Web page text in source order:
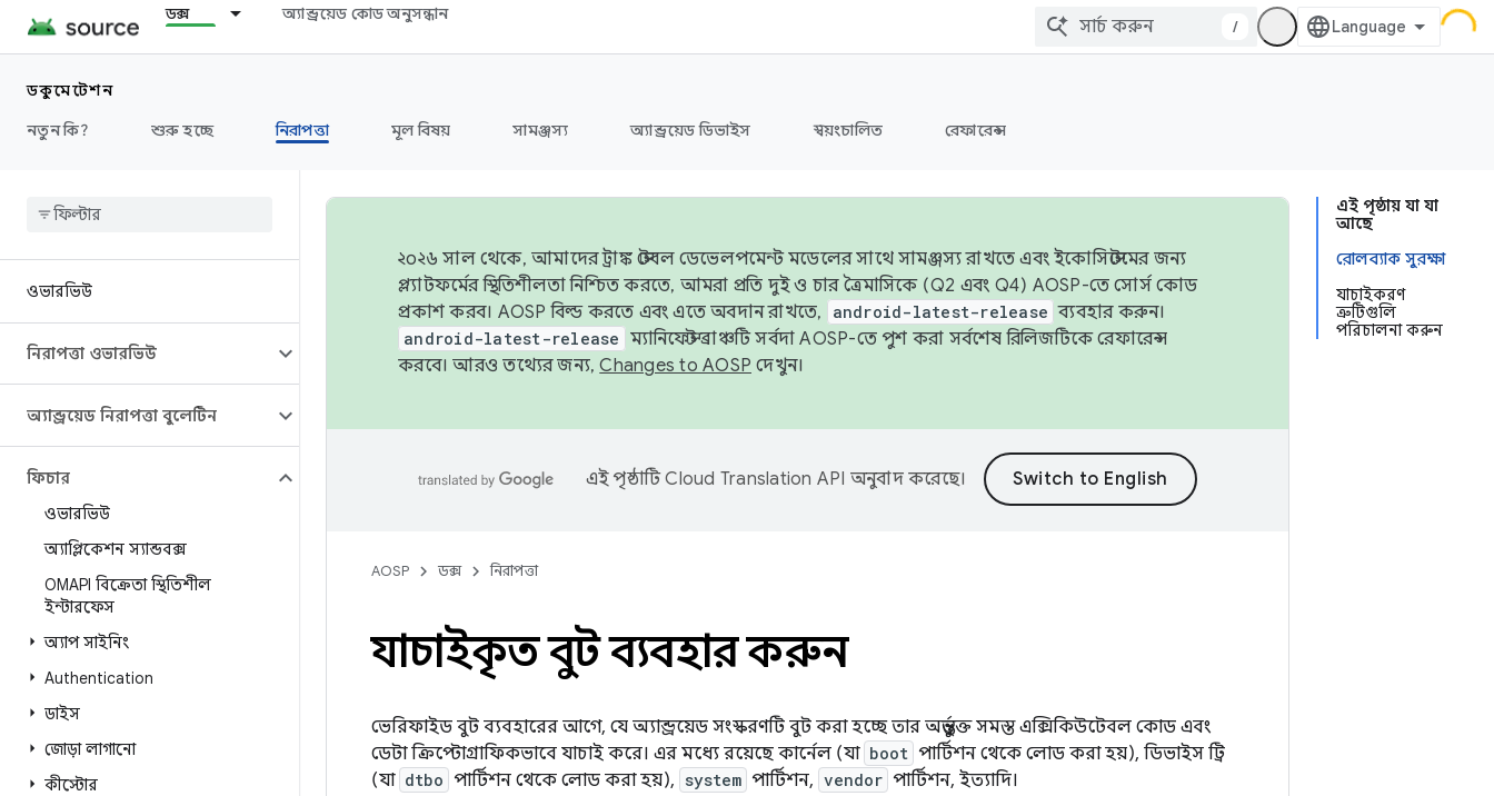
ডক্স অ্যান্ড্রয়েড কোড অনুসন্ধান
/
ডকুমেন্টেশন
নতুন কি?
শুরু হচ্ছে নিরাপত্তা মূল বিষয় সামঞ্জস্য অ্যান্ড্রয়েড ডিভাইস স্বয়ংচালিত রেফারেন্স
ওভারভিউ
নিরাপত্তা ওভারভিউ
অ্যান্ড্রয়েড নিরাপত্তা বুলেটিন
ফিচার
ওভারভিউ
অ্যাপ্লিকেশন স্যান্ডবক্স
OMAPI বিক্রেতা স্থিতিশীল
ইন্টারফেস
অ্যাপ সাইনিং
Authentication
ডাইস
জোড়া লাগানো
কীস্টোর
এই পৃষ্ঠায় যা যা
আছে
রোলব্যাক সুরক্ষা
যাচাইকরণ
ত্রুটিগুলি
পরিচালনা করুন
২০২৬ সাল থেকে, আমাদের ট্রাঙ্ক স্টেবল ডেভেলপমেন্ট মডেলের সাথে সামঞ্জস্য রাখতে এবং ইকোসিস্টেমের জন্য
প্ল্যাটফর্মের স্থিতিশীলতা নিশ্চিত করতে, আমরা প্রতি দুই ও চার ত্রৈমাসিকে (Q2 এবং Q4) AOSP-তে সোর্স কোড
প্রকাশ করব। AOSP বিল্ড করতে এবং এতে অবদান রাখতে,
android-latest-release ব্যবহার করুন।
android-latest-release ম্যানিফেস্ট ব্রাঞ্চটি সর্বদা AOSP-তে পুশ করা সর্বশেষ রিলিজটিকে রেফারেন্স
করবে। আরও তথ্যের জন্য,Changes to AOSP দেখুন।
এই পৃষ্ঠাটিCloud Translation API অনুবাদ করেছে।
AOSP ডক্স নিরাপত্তা
যাচাইকৃত বুট ব্যবহার করুন
ভেরিফাইড বুট ব্যবহারের আগে, যে অ্যান্ড্রয়েড সংস্করণটি বুট করা হচ্ছে তার অন্তর্ভুক্ত সমস্ত এক্সিকিউটেবল কোড এবং
ডেটা ক্রিপ্টোগ্রাফিকভাবে যাচাই করে। এর মধ্যে রয়েছে কার্নেল (যা boot পার্টিশন থেকে লোড করা হয়), ডিভাইস ট্রি
(যা dtbo পার্টিশন থেকে লোড করা হয়), system পার্টিশন, vendor পার্টিশন, ইত্যাদি।